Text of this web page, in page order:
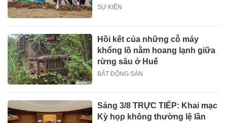
SỰ KIỆN
Hồi kết của những cỗ máy
khổng lồ nằm hoang lạnh giữa
rừng sâu ở Huế
BẤT ĐỘNG SẢN
Sáng 3/8 TRỰC TIẾP: Khai mạc
Kỳ họp không thường lệ lần